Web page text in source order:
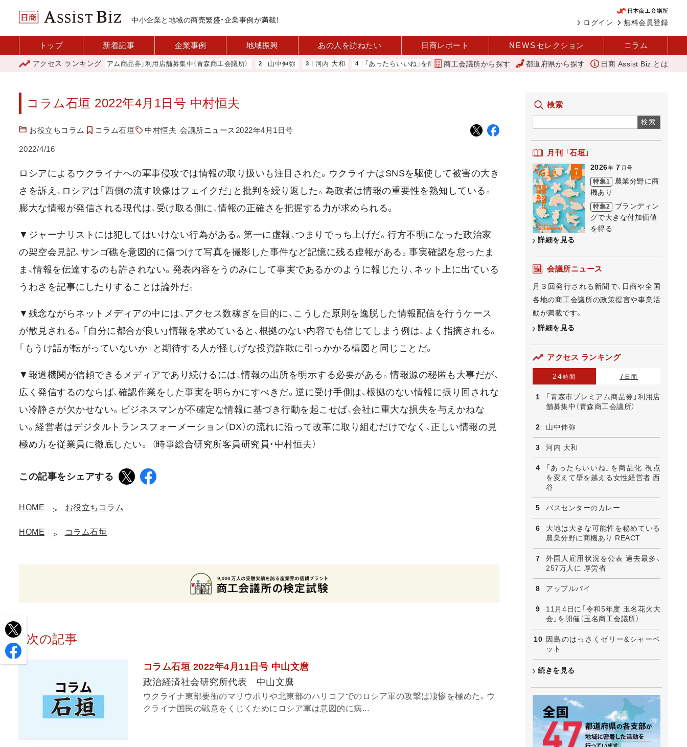
中小企業と地域の商売繁盛・企業事例が満載！ 無料会員登録
ログイン
トップ 新着記事 企業事例 地域振興 あの人を訪ねたい 日商レポート NEWS セレクション コラム
アクセス ランキング
「青森市プレミアム商品券」利用店舗募集中（青森商工会議所） 山中伸弥 河内 大和 「あったらいいね」を商品化 視点を変えて壁を越える女性経営者 西谷 バスセンターのカレー
商工会議所から探す 都道府県から探す 日商 Assist Biz とは
コラム石垣 2022年4月1日号 中村恒夫
お役立ちコラム コラム石垣 中村恒夫 会議所ニュース2022年4月1日号
2022/4/16
ロシアによるウクライナへの軍事侵攻では情報の取り扱いも注目された。ウクライナはSNSを駆使して被害の大き
さを訴え、ロシアは「西側の流す映像はフェイクだ」と批判を繰り返した。為政者は情報の重要性を熟知している。
膨大な情報が発信される現代は、受け取る側に、情報の正確さを把握する力が求められる。
▼ジャーナリストには犯してはいけない行為がある。第一に虚報、つまりでっち上げだ。行方不明になった政治家
の架空会見記、サンゴ礁を意図的に傷つけて写真を撮影した事件など記憶に残る虚報がある。事実確認を怠ったま
ま、情報を伝達するのも許されない。発表内容をうのみにして事実であるかのように報じたり、ネット上に出ている
うわさを記事にしたりすることは論外だ。
▼残念ながらネットメディアの中には、アクセス数稼ぎを目的に、こうした原則を逸脱した情報配信を行うケース
が散見される。「自分に都合が良い」情報を求めていると、根拠のない内容でも信じてしまう例は、よく指摘される。
「もうけ話が転がっていないか」と期待する人が怪しげな投資詐欺に引っかかる構図と同じことだ。
▼報道機関が信頼できるメディアであり続けるには、情報の出所を明示する必要がある。情報源の秘匿も大事だが、
広く発信するのならば、確認作業をした事実を明らかにすべきだ。逆に受け手側は、根拠のない情報に振り回されな
い冷静さが欠かせない。ビジネスマンが不確定な情報に基づき行動を起こせば、会社に重大な損失を与えかねな
い。経営者はデジタルトランスフォーメーション（DX）の流れに沿って改革に取り組むだけでなく、正しい情報の見
極め方を従業員に徹底したい。 （時事総合研究所客員研究員・中村恒夫）
この記事をシェアする
HOME お役立ちコラム
HOME コラム石垣
次の記事
コラム石垣 2022年4月11日号 中山文麿
政治経済社会研究所代表 中山文麿
ウクライナ東部要衝のマリウポリや北東部のハリコフでのロシア軍の攻撃は凄惨を極めた。ウ
クライナ国民の戦意をくじくためにロシア軍は意図的に病...
検索
検索
月刊 「石垣」
2026年 7 月号
特集1
農業分野に商
機あり
特集2
ブランディン
グで大きな付加価値
を得る
詳細を見る
会議所ニュース
月３回発行される新聞で、日商や全国
各地の商工会議所の政策提言や事業活
動が満載です。
詳細を見る
アクセス ランキング
24時間 7 日間
「青森市プレミアム商品券」利用店
舗募集中（青森商工会議所）
山中伸弥
河内 大和
「あったらいいね」を商品化 視点
を変えて壁を越える女性経営者 西
谷
バスセンターのカレー
大地は大きな可能性を秘めている
農業分野に商機あり REACT
外国人雇用状況を公表 過去最多、
257万人に 厚労省
アップルパイ
11月4日に「令和5年度 玉名花火大
会」を開催（玉名商工会議所）
因島のはっさくゼリー&シャーベ
ット
続きを見る